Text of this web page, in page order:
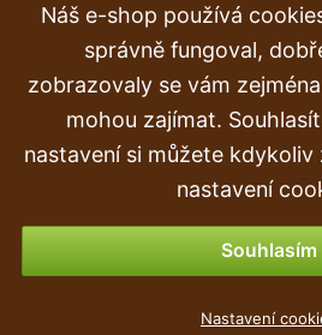
Reklamace
Doprava a doručení
Objednávka
Náš e-shop používá
správně fungoval,
zobrazovaly se vám
mohou zajímat.
nastavení si můžete
nastavení
Souhlasím
Nastavení